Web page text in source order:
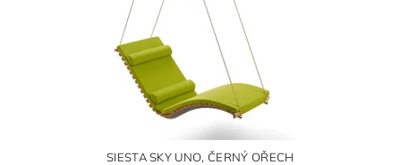
SIESTA SKY UNO, ČERNÝ OŘECH